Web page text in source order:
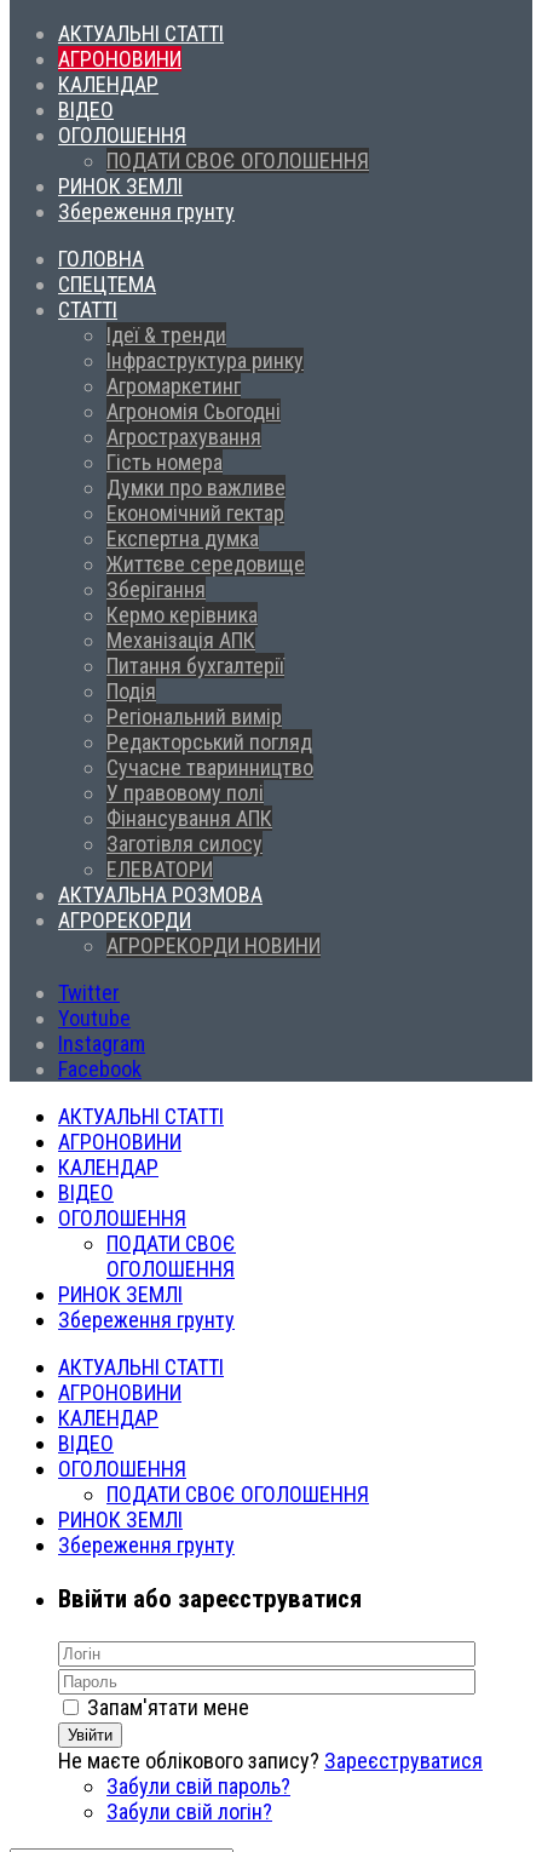
АКТУАЛЬНІ СТАТТІ
АГРОНОВИНИ
КАЛЕНДАР
ВІДЕО
ОГОЛОШЕННЯ
ПОДАТИ СВОЄ ОГОЛОШЕННЯ
РИНОК ЗЕМЛІ
Збереження грунту
ГОЛОВНА
СПЕЦТЕМА
СТАТТІ
Ідеї & тренди
Інфраструктура ринку
Агромаркетинг
Агрономія Сьогодні
Агрострахування
Гість номера
Думки про важливе
Економічний гектар
Експертна думка
Життєве середовище
Зберігання
Кермо керівника
Механізація АПК
Питання бухгалтерії
Подія
Регіональний вимір
Редакторський погляд
Сучасне тваринництво
У правовому полі
Фінансування АПК
Заготівля силосу
ЕЛЕВАТОРИ
АКТУАЛЬНА РОЗМОВА
АГРОРЕКОРДИ
АГРОРЕКОРДИ НОВИНИ
Twitter
Youtube
Instagram
Facebook
АКТУАЛЬНІ СТАТТІ
АГРОНОВИНИ
КАЛЕНДАР
ВІДЕО
ОГОЛОШЕННЯ
ПОДАТИ СВОЄ
ОГОЛОШЕННЯ
РИНОК ЗЕМЛІ
Збереження грунту
АКТУАЛЬНІ СТАТТІ
АГРОНОВИНИ
КАЛЕНДАР
ВІДЕО
ОГОЛОШЕННЯ
ПОДАТИ СВОЄ ОГОЛОШЕННЯ
РИНОК ЗЕМЛІ
Збереження грунту
Ввійти або зареєструватися
Запам'ятати мене
Увійти
Не маєте облікового запису? Зареєструватися
Забули свій пароль?
Забули свій логін?